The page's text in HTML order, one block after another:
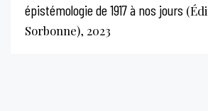
épistémologie de 1917 à nos jours
Sorbonne), 2023